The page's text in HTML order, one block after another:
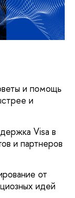
и помощь
и
Visa в
и партнеров
от
идей